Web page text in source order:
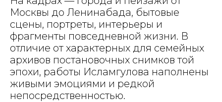
Москвы до Ленинабада, бытовые
сцены, портреты, интерьеры и
фрагменты повседневной жизни. В
отличие от характерных для семейных
архивов постановочных снимков той
эпохи, работы Исламгулова наполнены
живыми эмоциями и редкой
непосредственностью.